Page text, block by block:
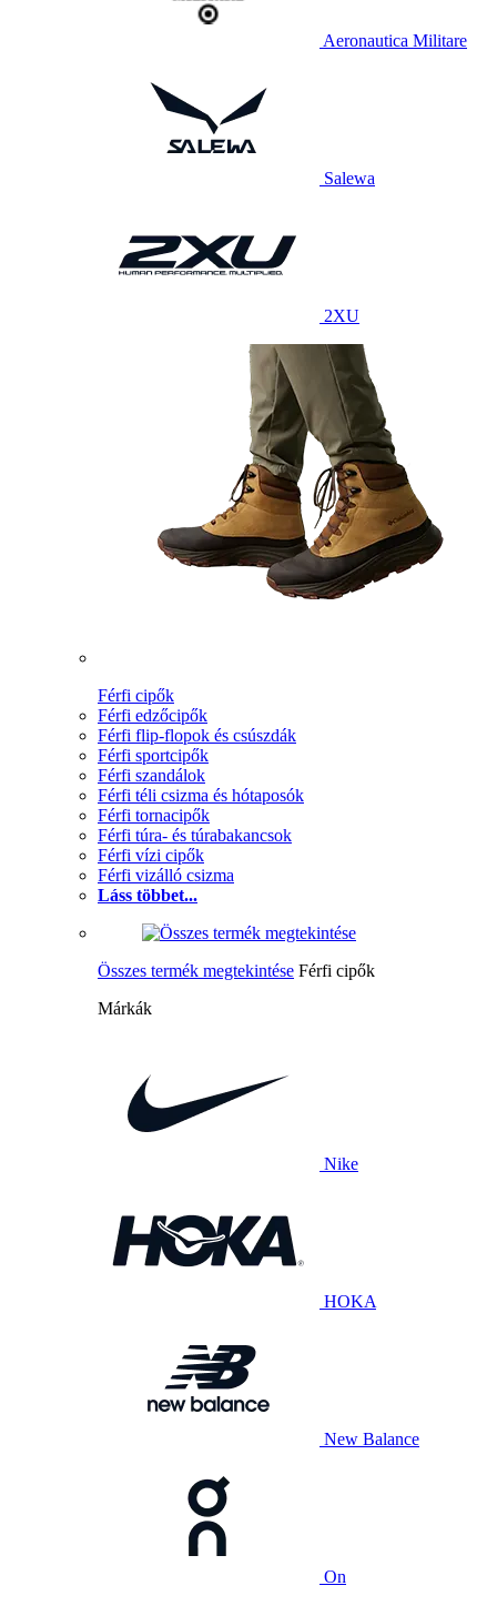
Aeronautica Militare
Salewa
2XU
Férfi cipők
Férfi edzőcipők
Férfi flip-flopok és csúszdák
Férfi sportcipők
Férfi szandálok
Férfi téli csizma és hótaposók
Férfi tornacipők
Férfi túra- és túrabakancsok
Férfi vízi cipők
Férfi vizálló csizma
Láss többet...
Összes termék megtekintése Férfi cipők
Márkák
Nike
HOKA
New Balance
On